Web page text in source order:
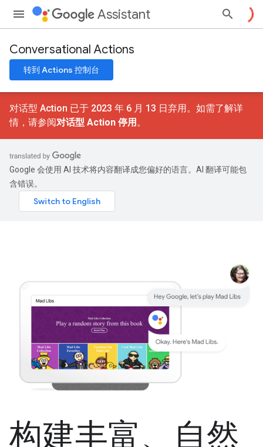
Assistant
Conversational Actions
转到 Actions 控制台
对话型 Action 已于 2023 年 6 月 13 日弃用。如需了解详
情，请参阅对话型 Action 停用 。
Google 会使用 AI 技术将内容翻译成您偏好的语言。AI 翻译可能包
含错误。
构建丰富、自然